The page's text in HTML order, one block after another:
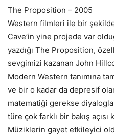
The Proposition – 2005
Western filmleri ile bir
Cave’in yine projede var
yazdığı The Proposition,
sevgimizi kazanan John
Modern Western tanımına
ve bir o kadar da depresif
matematiği gerekse
türe çok farklı bir bakış açısı
Müziklerin gayet etkileyici